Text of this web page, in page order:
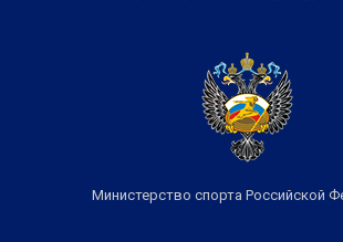
Министерство спорта Российской